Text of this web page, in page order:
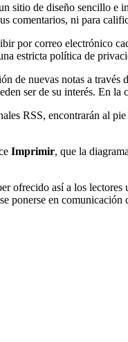
sitio de diseño sencillo
comentarios, ni para
por correo electrónico
estricta política de
de nuevas notas a través
ser de su interés. En
RSS, encontrarán al
Imprimir, que la
ofrecido así a los
ponerse en